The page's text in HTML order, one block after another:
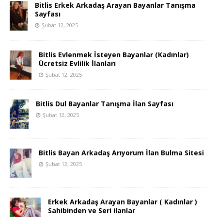
Bitlis Erkek Arkadaş Arayan Bayanlar Tanışma
Sayfası
Şubat 12, 2025
Bitlis Evlenmek İsteyen Bayanlar (Kadınlar)
Ücretsiz Evlilik İlanları
Şubat 12, 2025
Bitlis Dul Bayanlar Tanışma İlan Sayfası
Şubat 12, 2025
Bitlis Bayan Arkadaş Arıyorum İlan Bulma Sitesi
Şubat 12, 2025
Erkek Arkadaş Arayan Bayanlar ( Kadınlar )
Sahibinden ve Seri ilanlar